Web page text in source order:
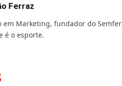
Ferraz
em Marketing, fundador do
é o esporte.